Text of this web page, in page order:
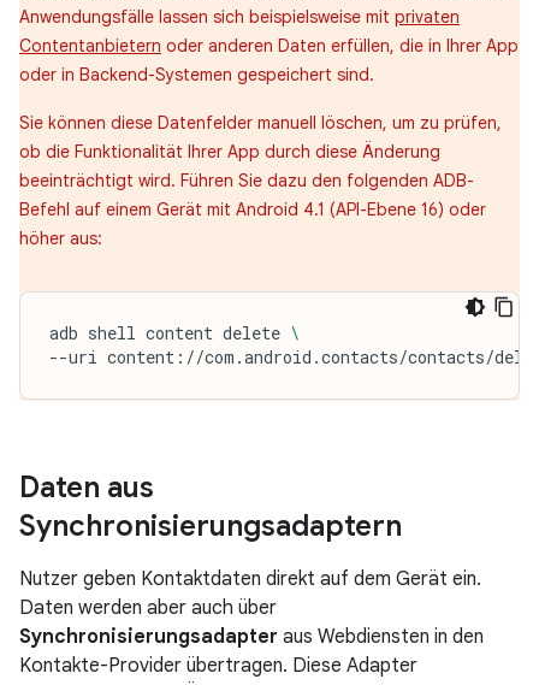
Anwendungsfälle lassen sich beispielsweise mit privaten
Contentanbietern oder anderen Daten erfüllen, die in Ihrer App
oder in Backend-Systemen gespeichert sind.
Sie können diese Datenfelder manuell löschen, um zu prüfen,
ob die Funktionalität Ihrer App durch diese Änderung
beeinträchtigt wird. Führen Sie dazu den folgenden ADB-
Befehl auf einem Gerät mit Android 4.1 (API-Ebene 16) oder
höher aus:
adb shell content delete \
--uri content://com.android.contacts/contacts/
Daten aus
Synchronisierungsadaptern
Nutzer geben Kontaktdaten direkt auf dem Gerät ein.
Daten werden aber auch über
Synchronisierungsadapter aus Webdiensten in den
Kontakte-Provider übertragen. Diese Adapter